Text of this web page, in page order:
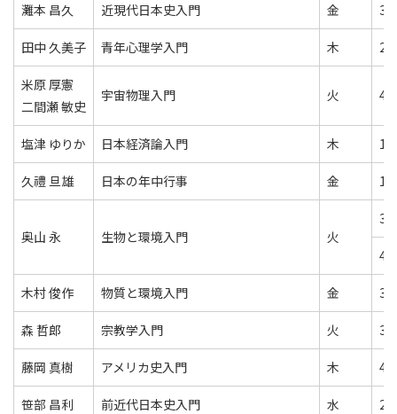
灘本 昌久 近現代日本史入門 金 3
田中 久美子 青年心理学入門 木 2
米原 厚憲
二間瀬 敏史
宇宙物理入門 火 4
塩津 ゆりか 日本経済論入門 木 1
久禮 旦雄 日本の年中行事 金 1
奥山 永 生物と環境入門 火
3
4
木村 俊作 物質と環境入門 金 3
森 哲郎 宗教学入門 火 3
藤岡 真樹 アメリカ史入門 木 4
笹部 昌利 前近代日本史入門 水 2